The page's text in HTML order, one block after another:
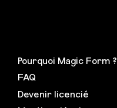
Pourquoi Magic Form ?
FAQ
Devenir licencié